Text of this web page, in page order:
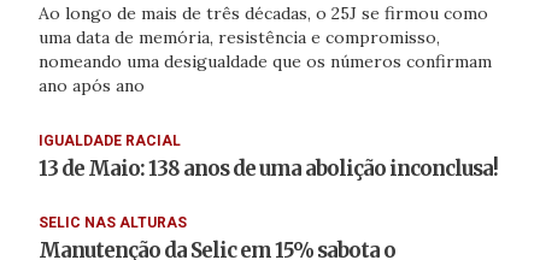
Ao longo de mais de três décadas, o 25J se firmou como
uma data de memória, resistência e compromisso,
nomeando uma desigualdade que os números confirmam
ano após ano
IGUALDADE RACIAL
13 de Maio: 138 anos de uma abolição inconclusa!
SELIC NAS ALTURAS
Manutenção da Selic em 15% sabota o